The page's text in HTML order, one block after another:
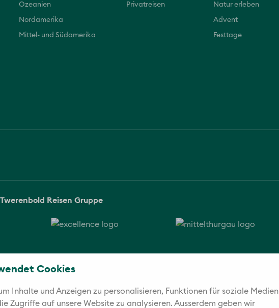
Cookies
Inhalte und Anzeigen zu personalisieren, Funktionen für soziale Medien
Zugriffe auf unsere Website zu analysieren. Außerdem geben wir
Ozeanien
Nordamerika
Mittel- und Südamerika
Privatreisen Natur erleben
Advent
Festtage
Reisen Gruppe